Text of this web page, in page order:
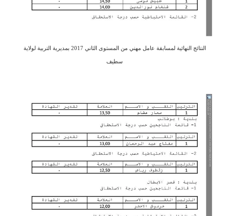
النتائج النهائية لمسابقة عامل مهني من المستوى الثاني 2017 بمديرية التربية لولاية
سطيف